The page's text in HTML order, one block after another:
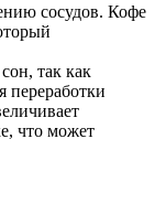
сосудов. Кофе
так как
переработки
что может